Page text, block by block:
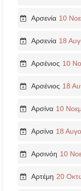
Αρσενία 10
Αρσενία 18
Αρσένιος 10
Αρσένιος 18
Αρσίνα 10
Αρσίνα 18
Αρσινόη 10
Αρτέμη 20